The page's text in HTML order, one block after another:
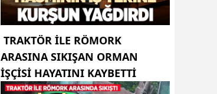
TRAKTÖR ILE RÖMORK
ARASINA SIKIŞAN ORMAN
IŞÇISI HAYATINI KAYBETTI